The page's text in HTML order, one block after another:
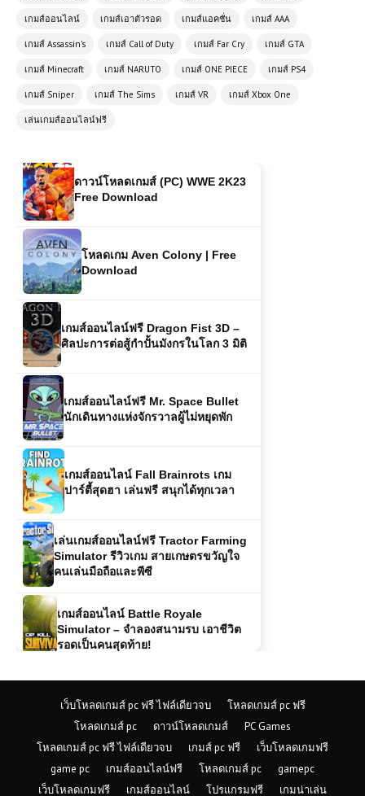
เกมส์ออนไลน์ เกมส์เอาตัวรอด เกมส์แอคชั่น เกมส์ AAA
เกมส์ Assassin's เกมส์ Call of Duty เกมส์ Far Cry เกมส์ GTA
เกมส์ Minecraft เกมส์ NARUTO เกมส์ ONE PIECE เกมส์ PS4
เกมส์ Sniper เกมส์ The Sims เกมส์ VR เกมส์ Xbox One
เล่นเกมส์ออนไลน์ฟรี
โหลดเกมส์ (PC) Car Mechanic
ดาวน์โหลดเกมส์ (PC) WWE 2K23
โหลดเกม Aven Colony | Free
เกมส์ออนไลน์ฟรี Dragon Fist 3D –
ศิลปะการต่อสู้กำปั้นมังกรในโลก 3 มิติ
เกมส์ออนไลน์ฟรี Mr. Space Bullet
นักเดินทางแห่งจักรวาลผู้ไม่หยุดพัก
เกมส์ออนไลน์ Fall Brainrots เกม
ปาร์ตี้สุดฮา เล่นฟรี สนุกได้ทุกเวลา
เล่นเกมส์ออนไลน์ฟรี Tractor Farming
Simulator รีวิวเกม สายเกษตรขวัญใจ
คนเล่นมือถือและพีซี
เกมส์ออนไลน์ Battle Royale
Simulator – จำลองสนามรบ เอาชีวิต
เกมออนไลน์ฟรี ArmedForces.io เกม
ยิงออนไลน์สุดมันส์แบบเรียลไทม์
เกมส์ออนไลน์ฟรี Army Combat
ศิลปะแห่งการรบของกองทัพ
เกมส์ออนไลน์ Mafia Getaway Cars
ยานพาหนะคู่ใจของโลกใต้ดิน
เว็บโหลดเกมส์ pc ฟรี ไฟล์เดียวจบ
โหลดเกมส์ pc ฟรี
โหลดเกมส์ pc
ดาวน์โหลดเกมส์
PC Games
โหลดเกมส์ pc ฟรี ไฟล์เดียวจบ
เกมส์ pc ฟรี
เว็บโหลดเกมฟรี
game pc
เกมส์ออนไลน์ฟรี โหลดเกมส์ pc
gamepc
เว็บโหลดเกมฟรี
เกมส์ออนไลน์ โปรแกรมฟรี เกมน่าเล่น